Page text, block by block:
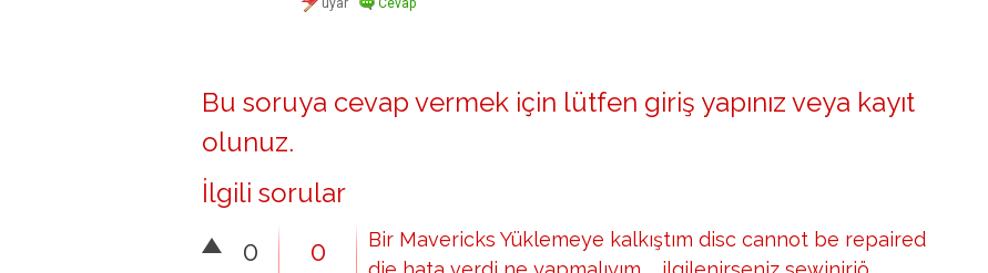
Bu soruya cevap vermek için lütfen giriş yapınız veya kayıt
olunuz.
İlgili sorular
0
0
Bir Mavericks Yüklemeye kalkıştım disc cannot be repaired